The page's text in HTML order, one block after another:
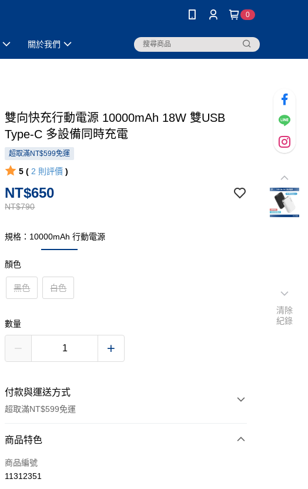
0
關於我們
雙向快充行動電源 10000mAh 18W 雙USB
Type-C 多設備同時充電
超取滿NT$599免運
5 ( 2 則評價 )
NT$790
NT$650
規格：10000mAh 行動電源
顏色
黑色 白色
數量
付款與運送方式
超取滿NT$599免運
付款方式
信用卡一次付款
商品特色
商品編號
11312351
清除
紀錄